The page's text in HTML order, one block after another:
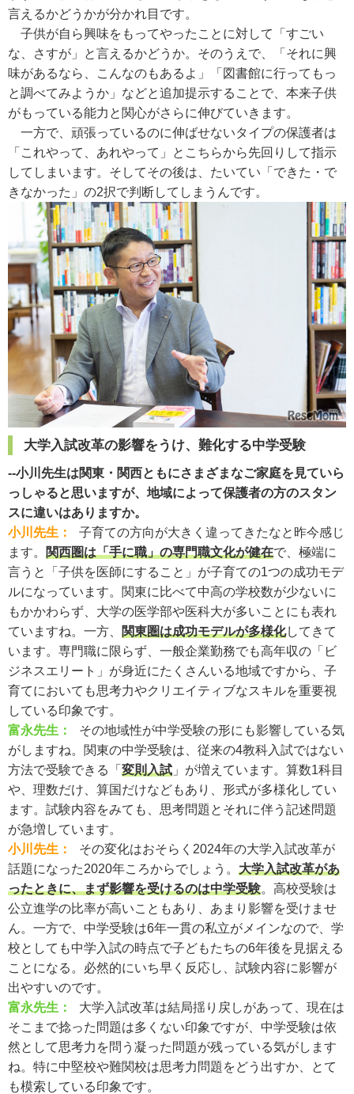
言えるかどうかが分かれ目です。
子供が自ら興味をもってやったことに対して「すごい
な、さすが」と言えるかどうか。そのうえで、「それに興
味があるなら、こんなのもあるよ」「図書館に行ってもっ
と調べてみようか」などと追加提示することで、本来子供
がもっている能力と関心がさらに伸びていきます。
一方で、頑張っているのに伸ばせないタイプの保護者は
「これやって、あれやって」とこちらから先回りして指示
してしまいます。そしてその後は、たいてい「できた・で
きなかった」の2択で判断してしまうんです。
大学入試改革の影響をうけ、難化する中学受験
--小川先生は関東・関西ともにさまざまなご家庭を見ていら
っしゃると思いますが、地域によって保護者の方のスタン
スに違いはありますか。
小川先生：
子育ての方向が大きく違ってきたなと昨今感じ
ます。 関西圏は「手に職」の専門職文化が健在で、極端に
言うと「子供を医師にすること」が子育ての1つの成功モデ
ルになっています。関東に比べて中高の学校数が少ないに
もかかわらず、大学の医学部や医科大が多いことにも表れ
ていますね。一方、 関東圏は成功モデルが多様化してきて
います。専門職に限らず、一般企業勤務でも高年収の「ビ
ジネスエリート」が身近にたくさんいる地域ですから、子
育てにおいても思考力やクリエイティブなスキルを重要視
している印象です。
富永先生：
その地域性が中学受験の形にも影響している気
がしますね。関東の中学受験は、従来の4教科入試ではない
方法で受験できる「 変則入試 」が増えています。算数1科目
や、理数だけ、算国だけなどもあり、形式が多様化してい
ます。試験内容をみても、思考問題とそれに伴う記述問題
が急増しています。
小川先生：
その変化はおそらく2024年の大学入試改革が
話題になった2020年ころからでしょう。 大学入試改革があ
ったときに、まず影響を受けるのは中学受験。高校受験は
公立進学の比率が高いこともあり、あまり影響を受けませ
ん。一方で、中学受験は6年一貫の私立がメインなので、学
校としても中学入試の時点で子どもたちの6年後を見据える
ことになる。必然的にいち早く反応し、試験内容に影響が
出やすいのです。
富永先生：
大学入試改革は結局揺り戻しがあって、現在は
そこまで捻った問題は多くない印象ですが、中学受験は依
然として思考力を問う凝った問題が残っている気がします
ね。特に中堅校や難関校は思考力問題をどう出すか、とて
も模索している印象です。